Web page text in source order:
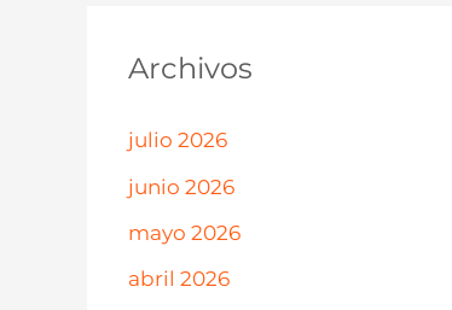
Archivos
julio 2026
junio 2026
mayo 2026
abril 2026